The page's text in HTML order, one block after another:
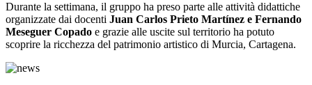
Durante la settimana, il gruppo ha preso parte alle attività didattiche
organizzate dai docenti Juan Carlos Prieto Martínez e Fernando
Meseguer Copado e grazie alle uscite sul territorio ha potuto
scoprire la ricchezza del patrimonio artistico di Murcia, Cartagena.